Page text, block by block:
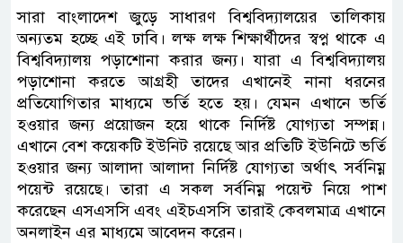
সারা বাংলাদেশ জুড়ে সাধারণ বিশ্ববিদ্যালয়ের তালিকায়
অন্যতম হচ্ছে এই ঢাবি। লক্ষ লক্ষ শিক্ষার্থীদের স্বপ্ন থাকে এ
বিশ্ববিদ্যালয় পড়াশোনা করার জন্য। যারা এ বিশ্ববিদ্যালয়
পড়াশোনা করতে আগ্রহী তাদের এখানেই নানা ধরনের
প্রতিযোগিতার মাধ্যমে ভর্তি হতে হয়। যেমন এখানে ভর্তি
হওয়ার জন্য প্রয়োজন হয়ে থাকে নির্দিষ্ট যোগ্যতা সম্পন্ন।
এখানে বেশ কয়েকটি ইউনিট রয়েছে আর প্রতিটি ইউনিটে ভর্তি
হওয়ার জন্য আলাদা আলাদা নির্দিষ্ট যোগ্যতা অর্থাৎ সর্বনিম্ন
পয়েন্ট রয়েছে। তারা এ সকল সর্বনিম্ন পয়েন্ট নিয়ে পাশ
করেছেন এসএসসি এবং এইচএসসি তারাই কেবলমাত্র এখানে
অনলাইন এর মাধ্যমে আবেদন করেন।